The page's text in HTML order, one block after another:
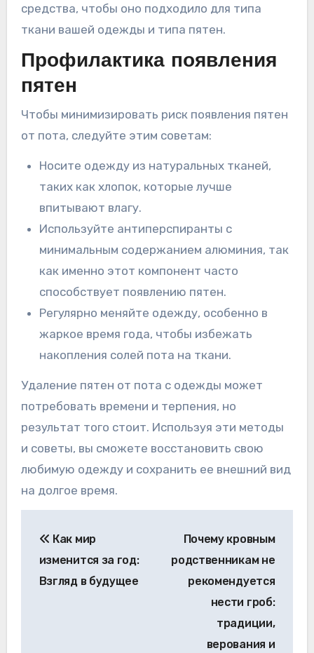
средства, чтобы оно подходило для типа
ткани вашей одежды и типа пятен.
Профилактика появления
пятен
Чтобы минимизировать риск появления пятен
от пота, следуйте этим советам:
Носите одежду из натуральных тканей,
таких как хлопок, которые лучше
впитывают влагу.
Используйте антиперспиранты с
минимальным содержанием алюминия, так
как именно этот компонент часто
способствует появлению пятен.
Регулярно меняйте одежду, особенно в
жаркое время года, чтобы избежать
накопления солей пота на ткани.
Удаление пятен от пота с одежды может
потребовать времени и терпения, но
результат того стоит. Используя эти методы
и советы, вы сможете восстановить свою
любимую одежду и сохранить ее внешний вид
на долгое время.
по
записям
Как мир
изменится за год:
Взгляд в будущее
Почему кровным
родственникам не
рекомендуется
нести гроб:
традиции,
верования и